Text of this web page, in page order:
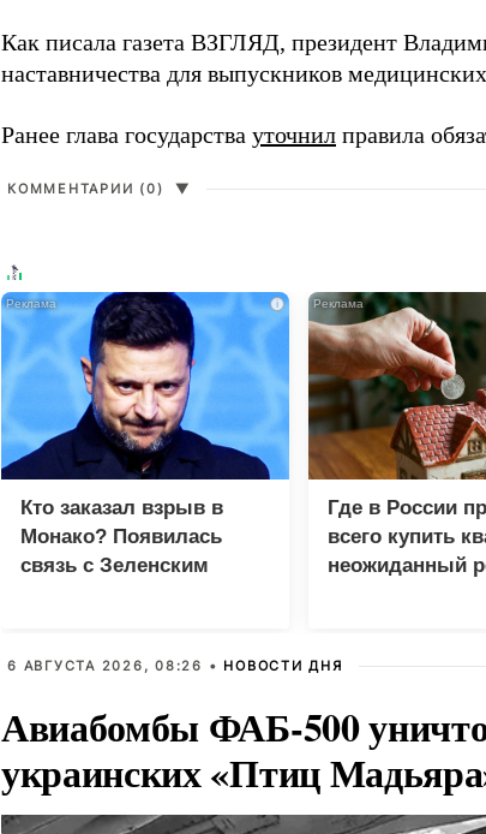
Как писала газета ВЗГЛЯД, президент
наставничества для выпускников
Ранее глава государства уточнил правила
КОММЕНТАРИИ (0) ▼
i
Кто заказал взрыв в
Монако? Появилась
связь с Зеленским
Где в России
всего купить
неожиданный
6 АВГУСТА 2026, 08:26 • НОВОСТИ ДНЯ
Авиабомбы ФАБ-500
украинских «Птиц